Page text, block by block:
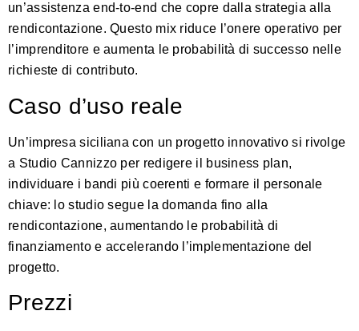
un’assistenza end‑to‑end che copre dalla strategia alla
rendicontazione. Questo mix riduce l’onere operativo per
l’imprenditore e aumenta le probabilità di successo nelle
richieste di contributo.
Caso d’uso reale
Un’impresa siciliana con un progetto innovativo si rivolge
a Studio Cannizzo per redigere il business plan,
individuare i bandi più coerenti e formare il personale
chiave: lo studio segue la domanda fino alla
rendicontazione, aumentando le probabilità di
finanziamento e accelerando l’implementazione del
progetto.
Prezzi